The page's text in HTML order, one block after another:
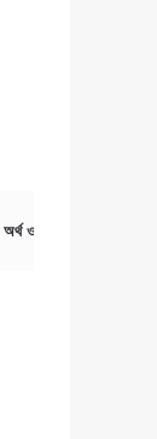
অর্থ ও বানিজ্য